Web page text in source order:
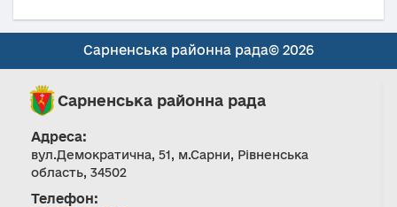
Сарненська районна рада© 2026
Сарненська районна рада
Адреса:
вул.Демократична, 51, м.Сарни, Рівненська
область, 34502
Телефон: